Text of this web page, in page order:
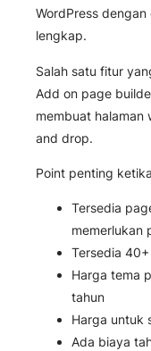
WordPress
lengkap.
Salah satu fitur
Add on page
membuat halaman
and drop.
Point penting
Tersedia
memerlukan
Tersedia
Harga tema
tahun
Harga untuk
Ada biaya